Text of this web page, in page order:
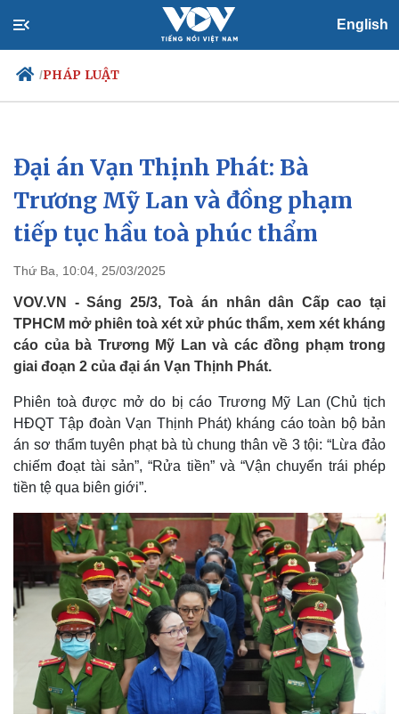
English
/PHÁP LUẬT
Chính trị
Đảng
Tổ chức nhân sự
Quốc hội
Nhận diện sự thật
Xã hội
Tin 24h
Dự báo thời tiết
Giáo dục
Đại án Vạn Thịnh Phát: Bà
Trương Mỹ Lan và đồng phạm
tiếp tục hầu toà phúc thẩm
Thứ Ba, 10:04, 25/03/2025
VOV.VN - Sáng 25/3, Toà án nhân dân Cấp cao tại
TPHCM mở phiên toà xét xử phúc thẩm, xem xét kháng
cáo của bà Trương Mỹ Lan và các đồng phạm trong
giai đoạn 2 của đại án Vạn Thịnh Phát.
Phiên toà được mở do bị cáo Trương Mỹ Lan (Chủ tịch
HĐQT Tập đoàn Vạn Thịnh Phát) kháng cáo toàn bộ bản
án sơ thẩm tuyên phạt bà tù chung thân về 3 tội: “Lừa đảo
chiếm đoạt tài sản”, “Rửa tiền” và “Vận chuyển trái phép
tiền tệ qua biên giới”.